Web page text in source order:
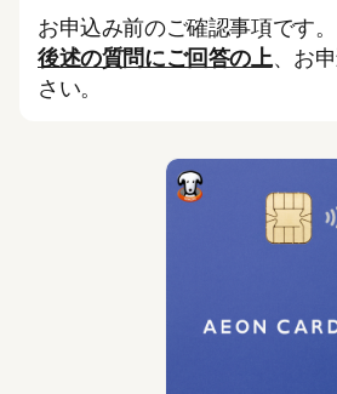
お申込み前のご確認事項です。
後述の質問にご回答の上、お
さい。